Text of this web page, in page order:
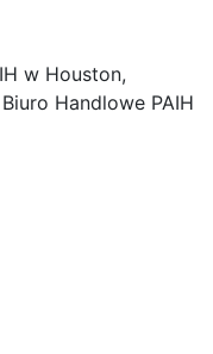
w Houston,
Handlowe PAIH